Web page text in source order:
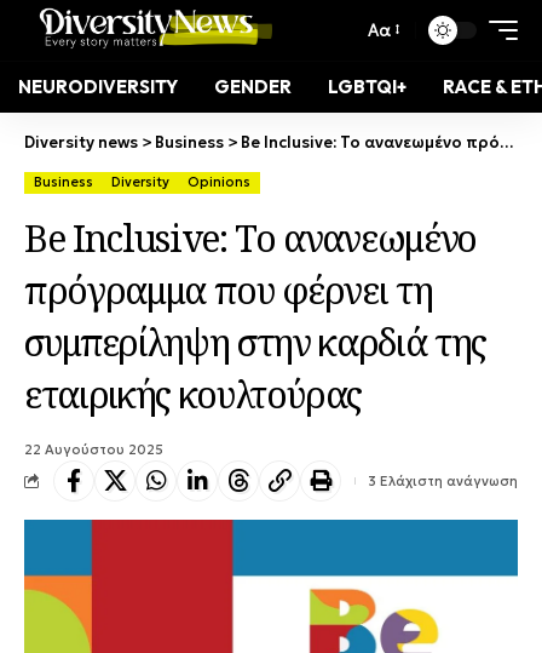
Αα
NEURODIVERSITY GENDER LGBTQI+ RACE &
Diversity news > Business > Be Inclusive: Το ανανεωμένο πρόγραμμα που φέρνει τη συμπερίληψη στην καρδιά της εταιρικής κουλτούρας
Business Diversity Opinions
Be Inclusive: Το ανανεωμένο
πρόγραμμα που φέρνει τη
συμπερίληψη στην καρδιά της
εταιρικής κουλτούρας
22 Αυγούστου 2025
3 Ελάχιστη ανάγνωση